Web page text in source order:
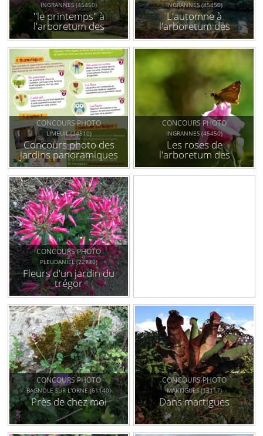
INGRANNES (45450)
"le printemps" à
l'arboretum des
grandes bruyères
INGRANNES (45450)
L'automne à
l'arboretum des
grandes bruyères
CONCOURS PHOTO
LIMEUIL (24510)
Concours photo des
jardins panoramiques
de limeuil
CONCOURS PHOTO
INGRANNES (45450)
Les roses de
l'arboretum des
grandes bruyères
CONCOURS PHOTO
PLEUDANIEL (22740)
Fleurs d'un jardin du
trégor
CONCOURS PHOTO
BAGNOLE SUR L'ORNE (61140)
Près de chez moi
CONCOURS PHOTO
MARTIGUES (13117)
Dans martigues